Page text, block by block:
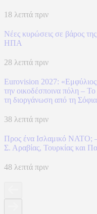
18 λεπτά πριν
Νέες κυρώσεις σε βάρος
ΗΠΑ
28 λεπτά πριν
Eurovision 2027:
την οικοδέσποινα πόλη –
τη διοργάνωση από τη Σόφια
38 λεπτά πριν
Προς ένα Ισλαμικό ΝΑΤΟ;
Σ. Αραβίας, Τουρκίας και
48 λεπτά πριν